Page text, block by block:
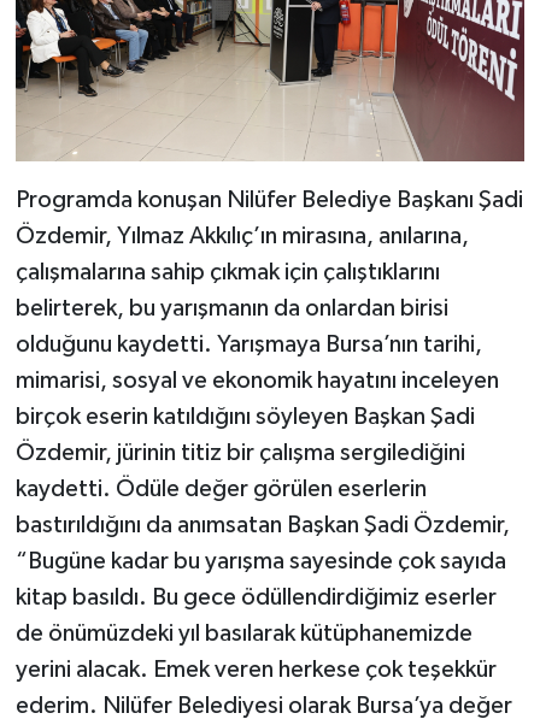
Programda konuşan Nilüfer Belediye Başkanı Şadi
Özdemir, Yılmaz Akkılıç’ın mirasına, anılarına,
çalışmalarına sahip çıkmak için çalıştıklarını
belirterek, bu yarışmanın da onlardan birisi
olduğunu kaydetti. Yarışmaya Bursa’nın tarihi,
mimarisi, sosyal ve ekonomik hayatını inceleyen
birçok eserin katıldığını söyleyen Başkan Şadi
Özdemir, jürinin titiz bir çalışma sergilediğini
kaydetti. Ödüle değer görülen eserlerin
bastırıldığını da anımsatan Başkan Şadi Özdemir,
“Bugüne kadar bu yarışma sayesinde çok sayıda
kitap basıldı. Bu gece ödüllendirdiğimiz eserler
de önümüzdeki yıl basılarak kütüphanemizde
yerini alacak. Emek veren herkese çok teşekkür
ederim. Nilüfer Belediyesi olarak Bursa’ya değer